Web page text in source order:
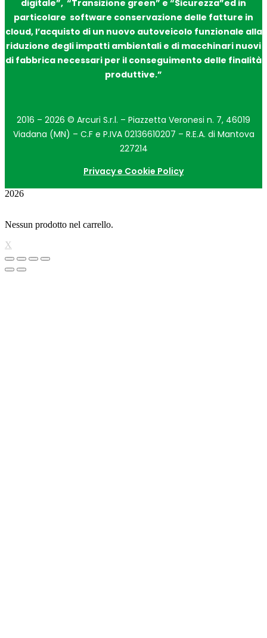
digitale”, “Transizione green” e “Sicurezza”ed in
particolare software conservazione delle fatture in
cloud, l’acquisto di un nuovo autoveicolo funzionale alla
riduzione degli impatti ambientali e di macchinari nuovi
di fabbrica necessari per il conseguimento delle finalità
produttive.”
2016 – 2026 © Arcuri S.r.l. – Piazzetta Veronesi n. 7, 46019
Viadana (MN) – C.F e P.IVA 02136610207 – R.E.A. di Mantova
227214
Privacy e Cookie Policy
2026
Nessun prodotto nel carrello.
X